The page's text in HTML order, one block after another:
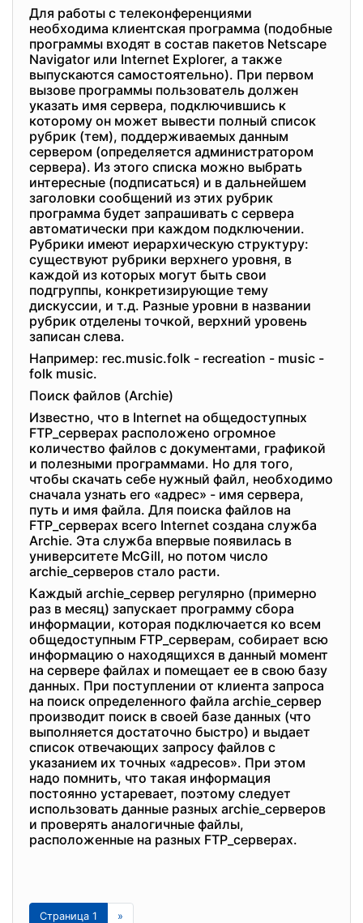
Для работы с телеконференциями
необходима клиентская программа (подобные
программы входят в состав пакетов Netscape
Navigator или Internet Explorer, а также
выпускаются самостоятельно). При первом
вызове программы пользователь должен
указать имя сервера, подключившись к
которому он может вывести полный список
рубрик (тем), поддерживаемых данным
сервером (определяется администратором
сервера). Из этого списка можно выбрать
интересные (подписаться) и в дальнейшем
заголовки сообщений из этих рубрик
программа будет запрашивать с сервера
автоматически при каждом подключении.
Рубрики имеют иерархическую структуру:
существуют рубрики верхнего уровня, в
каждой из которых могут быть свои
подгруппы, конкретизирующие тему
дискуссии, и т.д. Разные уровни в названии
рубрик отделены точкой, верхний уровень
записан слева.
Например: rec.music.folk - recreation - music -
folk music.
Поиск файлов (Archie)
Известно, что в Internet на общедоступных
FTP_серверах расположено огромное
количество файлов с документами, графикой
и полезными программами. Но для того,
чтобы скачать себе нужный файл, необходимо
сначала узнать его «адрес» - имя сервера,
путь и имя файла. Для поиска файлов на
FTP_серверах всего Internet создана служба
Archie. Эта служба впервые появилась в
университете McGill, но потом число
archie_серверов стало расти.
Каждый archie_сервер регулярно (примерно
раз в месяц) запускает программу сбора
информации, которая подключается ко всем
общедоступным FTP_серверам, собирает всю
информацию о находящихся в данный момент
на сервере файлах и помещает ее в свою базу
данных. При поступлении от клиента запроса
на поиск определенного файла archie_сервер
производит поиск в своей базе данных (что
выполняется достаточно быстро) и выдает
список отвечающих запросу файлов с
указанием их точных «адресов». При этом
надо помнить, что такая информация
постоянно устаревает, поэтому следует
использовать данные разных archie_серверов
и проверять аналогичные файлы,
расположенные на разных FTP_серверах.
Страница 1 »